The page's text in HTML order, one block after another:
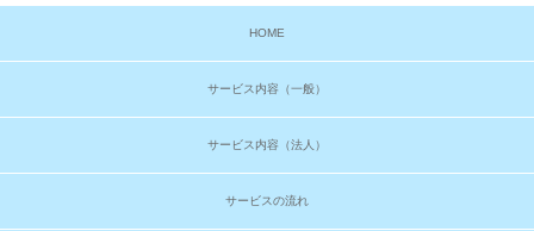
HOME
サービス内容（一般）
サービス内容（法人）
サービスの流れ